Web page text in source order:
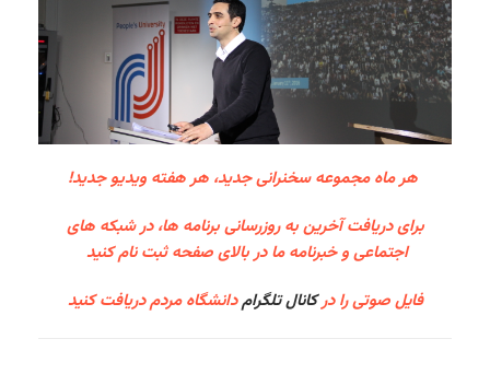
هر ماه مجموعه سخنرانی جدید، هر هفته ویدیو جدید!
برای دریافت آخرین به روزرسانی برنامه ها، در شبکه های
اجتماعی و خبرنامه ما در بالای صفحه ثبت نام کنید
فایل صوتی را درکانال تلگرامدانشگاه مردم دریافت کنید